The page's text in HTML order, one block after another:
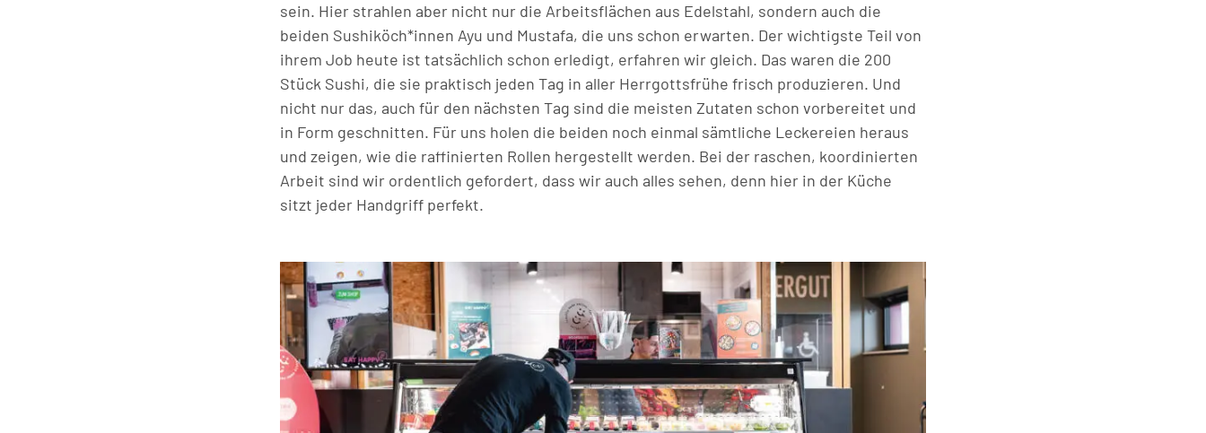
sein. Hier strahlen aber nicht nur die Arbeitsflächen aus Edelstahl, sondern auch die
beiden Sushiköch*innen Ayu und Mustafa, die uns schon erwarten. Der wichtigste Teil von
ihrem Job heute ist tatsächlich schon erledigt, erfahren wir gleich. Das waren die 200
Stück Sushi, die sie praktisch jeden Tag in aller Herrgottsfrühe frisch produzieren. Und
nicht nur das, auch für den nächsten Tag sind die meisten Zutaten schon vorbereitet und
in Form geschnitten. Für uns holen die beiden noch einmal sämtliche Leckereien heraus
und zeigen, wie die raffinierten Rollen hergestellt werden. Bei der raschen, koordinierten
Arbeit sind wir ordentlich gefordert, dass wir auch alles sehen, denn hier in der Küche
sitzt jeder Handgriff perfekt.